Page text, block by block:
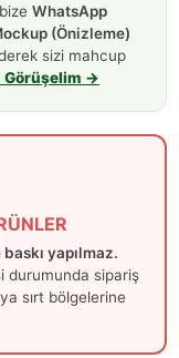
WhatsApp
(Önizleme)
sizi mahcup
Görüşelim →
yapılmaz.
durumunda sipariş
sırt bölgelerine